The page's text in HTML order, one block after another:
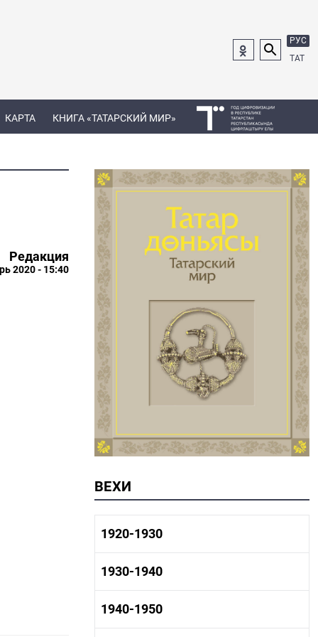
РУС
ТАТ
КАРТА КНИГА «ТАТАРСКИЙ МИР»
Редакция
2020 - 15:40
ВЕХИ
1920-1930
1920-1930 история
1920-1930 культура
1930-1940
1930-1940 история
1930-1940 культура
1940-1950